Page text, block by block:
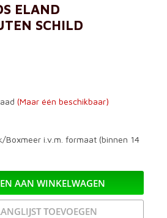
ELAND
SCHILD
(Maar één beschikbaar)
Boxmeer i.v.m. formaat (binnen 14
AAN WINKELWAGEN
TOEVOEGEN